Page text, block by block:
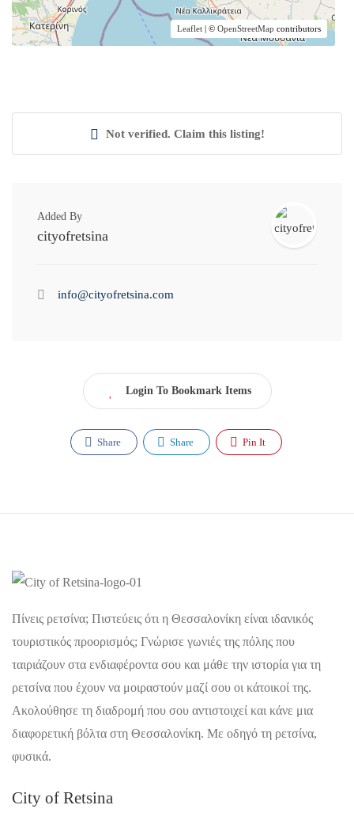
Leaflet | ©OpenStreetMap contributors
Not verified. Claim this listing!
Added By
cityofretsina
info@cityofretsina.com
Login To Bookmark Items
Share Share Pin It
Πίνεις ρετσίνα; Πιστεύεις ότι η Θεσσαλονίκη είναι ιδανικός
τουριστικός προορισμός; Γνώρισε γωνιές της πόλης που
ταιριάζουν στα ενδιαφέροντα σου και μάθε την ιστορία για τη
ρετσίνα που έχουν να μοιραστούν μαζί σου οι κάτοικοί της.
Ακολούθησε τη διαδρομή που σου αντιστοιχεί και κάνε μια
διαφορετική βόλτα στη Θεσσαλονίκη. Με οδηγό τη ρετσίνα,
φυσικά.
City of Retsina